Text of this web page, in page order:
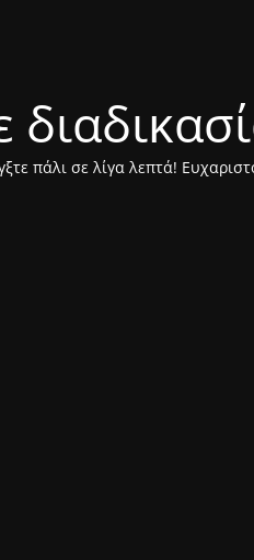
πάλι σε λίγα λεπτά!